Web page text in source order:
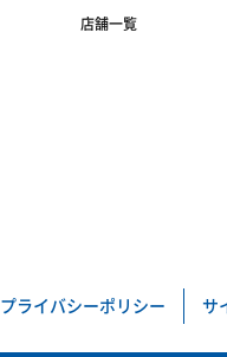
店舗一覧
プライバシーポリシー サ